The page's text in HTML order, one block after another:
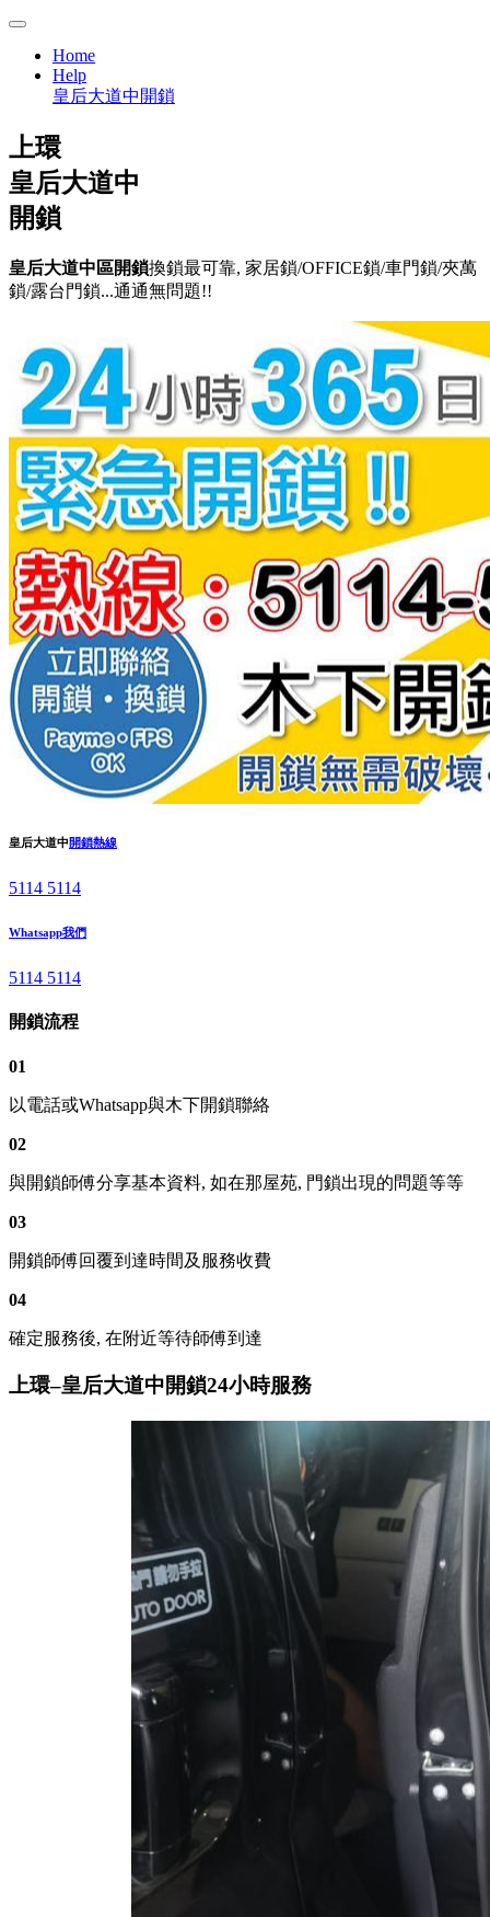
Home
Help
皇后大道中開鎖
上環
皇后大道中
開鎖
皇后大道中區開鎖換鎖最可靠, 家居鎖/OFFICE鎖/車門鎖/夾萬
鎖/露台門鎖...通通無問題!!
皇后大道中開鎖熱線
5114 5114
Whatsapp我們
5114 5114
開鎖流程
01
以電話或Whatsapp與木下開鎖聯絡
02
與開鎖師傅分享基本資料, 如在那屋苑, 門鎖出現的問題等等
03
開鎖師傅回覆到達時間及服務收費
04
確定服務後, 在附近等待師傅到達
上環–皇后大道中開鎖24小時服務